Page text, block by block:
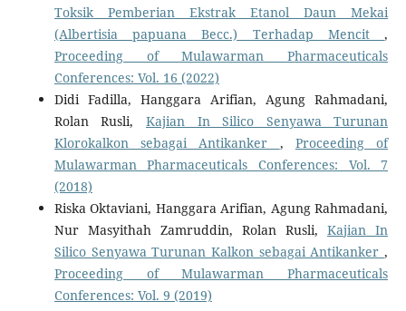
Toksik Pemberian Ekstrak Etanol Daun Mekai
(Albertisia papuana Becc.) Terhadap Mencit,
Proceeding of Mulawarman Pharmaceuticals
Conferences: Vol. 16 (2022)
Didi Fadilla, Hanggara Arifian, Agung Rahmadani,
Rolan Rusli, Kajian In Silico Senyawa Turunan
Klorokalkon sebagai Antikanker , Proceeding of
Mulawarman Pharmaceuticals Conferences: Vol. 7
(2018)
Riska Oktaviani, Hanggara Arifian, Agung Rahmadani,
Nur Masyithah Zamruddin, Rolan Rusli,Kajian In
Silico Senyawa Turunan Kalkon sebagai Antikanker,
Proceeding of Mulawarman Pharmaceuticals
Conferences: Vol. 9 (2019)